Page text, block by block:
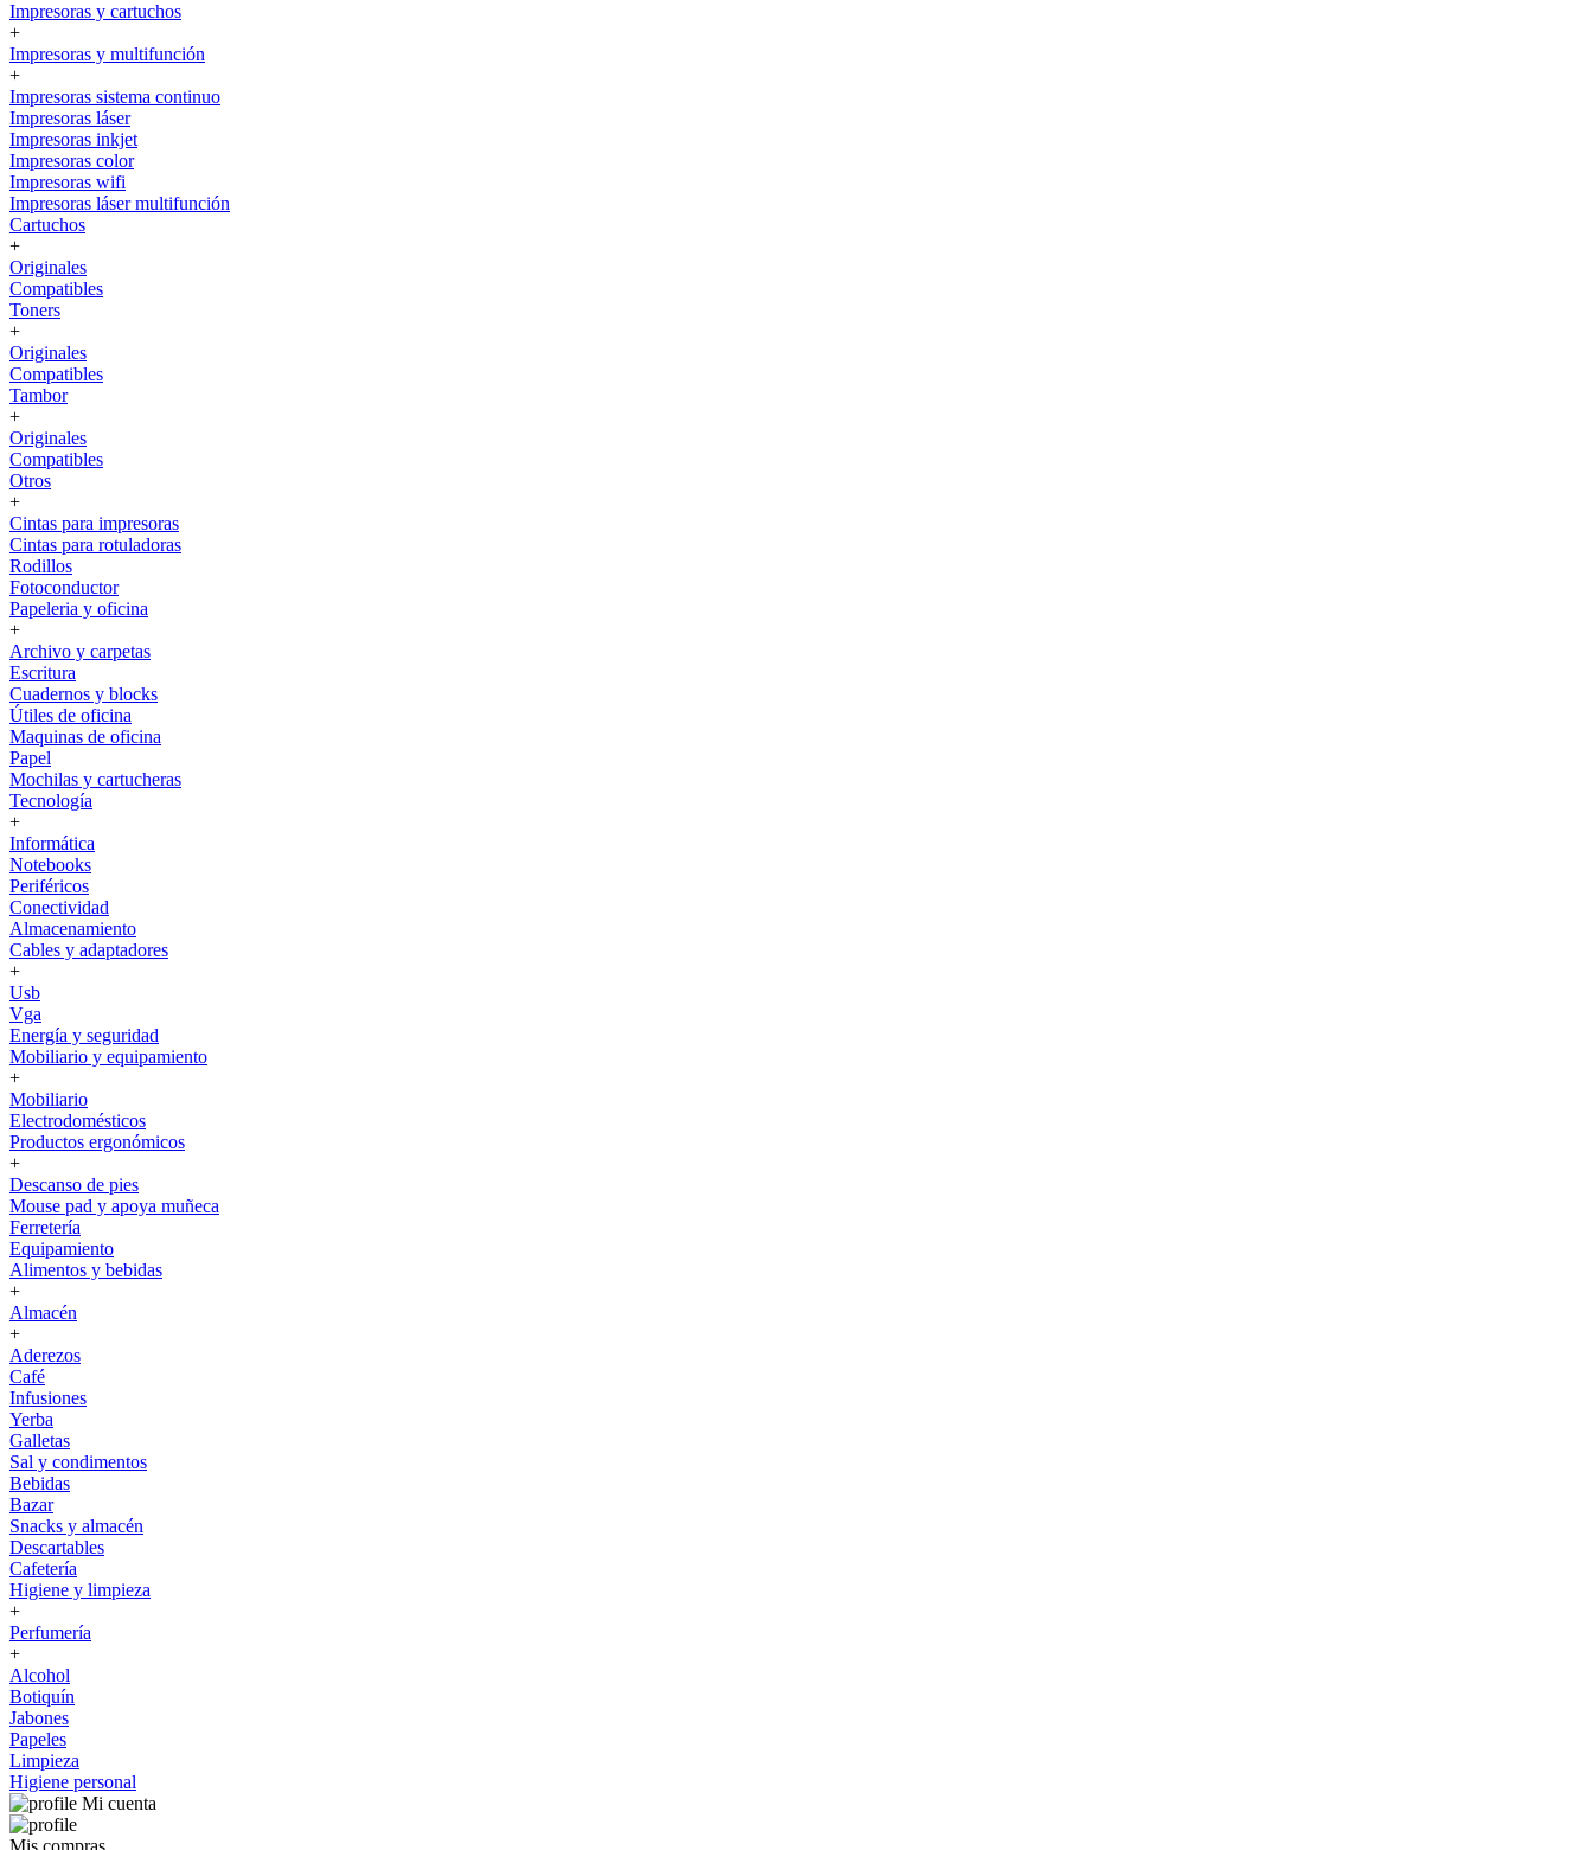
Impresoras y cartuchos
+
Impresoras y multifunción
+
Impresoras sistema continuo
Impresoras láser
Impresoras inkjet
Impresoras color
Impresoras wifi
Impresoras láser multifunción
Cartuchos
+
Originales
Compatibles
Toners
+
Originales
Compatibles
Tambor
+
Originales
Compatibles
Otros
+
Cintas para impresoras
Cintas para rotuladoras
Rodillos
Fotoconductor
Papeleria y oficina
+
Archivo y carpetas
Escritura
Cuadernos y blocks
Útiles de oficina
Maquinas de oficina
Papel
Mochilas y cartucheras
Tecnología
+
Informática
Notebooks
Periféricos
Conectividad
Almacenamiento
Cables y adaptadores
+
Usb
Vga
Energía y seguridad
Mobiliario y equipamiento
+
Mobiliario
Electrodomésticos
Productos ergonómicos
+
Descanso de pies
Mouse pad y apoya muñeca
Ferretería
Equipamiento
Alimentos y bebidas
+
Almacén
+
Aderezos
Café
Infusiones
Yerba
Galletas
Sal y condimentos
Bebidas
Bazar
Snacks y almacén
Descartables
Cafetería
Higiene y limpieza
+
Perfumería
+
Alcohol
Botiquín
Jabones
Papeles
Limpieza
Higiene personal
Mi cuenta
Mis compras